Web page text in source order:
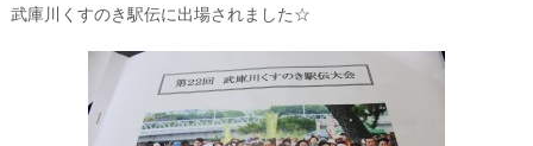
武庫川くすのき駅伝に出場されました☆